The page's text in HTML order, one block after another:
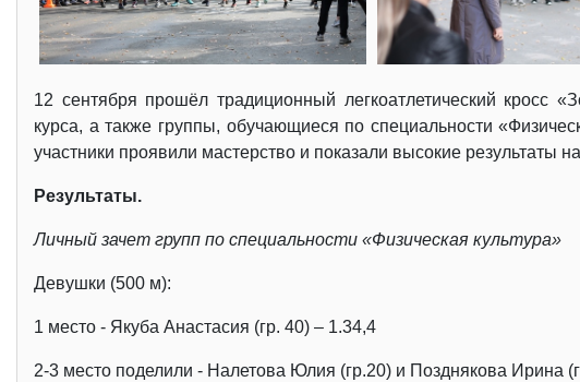
12 сентября прошёл традиционный легкоатлетический кросс
курса, а также группы, обучающиеся по специальности
участники проявили мастерство и показали высокие результаты
Результаты.
Личный зачет групп по специальности «Физическая культура»
Девушки (500 м):
1 место - Якуба Анастасия (гр. 40) – 1.34,4
2-3 место поделили - Налетова Юлия (гр.20) и Позднякова Ирина